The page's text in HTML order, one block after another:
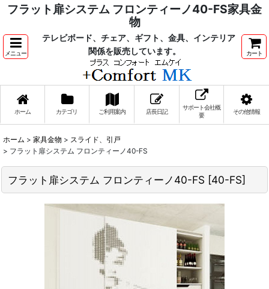
フラット扉システム フロンティーノ40-FS家具金
物
メニュー
テレビボード、チェア、ギフト、金具、インテリア
関係を販売しています。
カート
ホーム カテゴリ ご利用案内 店長日記
サポート会社概
要
その他情報
ホーム > 家具金物 > スライド、引戸
> フラット扉システム フロンティーノ40-FS
フラット扉システム フロンティーノ40-FS [40-FS]